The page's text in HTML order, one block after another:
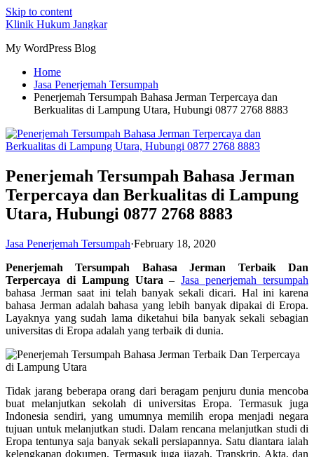
Skip to content
Klinik Hukum Jangkar
My WordPress Blog
Home
Jasa Penerjemah Tersumpah
Penerjemah Tersumpah Bahasa Jerman Terpercaya dan
Berkualitas di Lampung Utara, Hubungi 0877 2768 8883
Penerjemah Tersumpah Bahasa Jerman
Terpercaya dan Berkualitas di Lampung
Utara, Hubungi 0877 2768 8883
Jasa Penerjemah Tersumpah·February 18, 2020
Penerjemah Tersumpah Bahasa Jerman Terbaik Dan
Terpercaya di Lampung Utara–Jasa penerjemah tersumpah
bahasa Jerman saat ini telah banyak sekali dicari. Hal ini karena
bahasa Jerman adalah bahasa yang lebih banyak dipakai di Eropa.
Layaknya yang sudah lama diketahui bila banyak sekali sebagian
universitas di Eropa adalah yang terbaik di dunia.
Tidak jarang beberapa orang dari beragam penjuru dunia mencoba
buat melanjutkan sekolah di universitas Eropa. Termasuk juga
Indonesia sendiri, yang umumnya memilih eropa menjadi negara
tujuan untuk melanjutkan studi. Dalam rencana melanjutkan studi di
Eropa tentunya saja banyak sekali persiapannya. Satu diantara ialah
kelengkapan dokumen, Termasuk juga ijazah, Transkrip, Akta, dan